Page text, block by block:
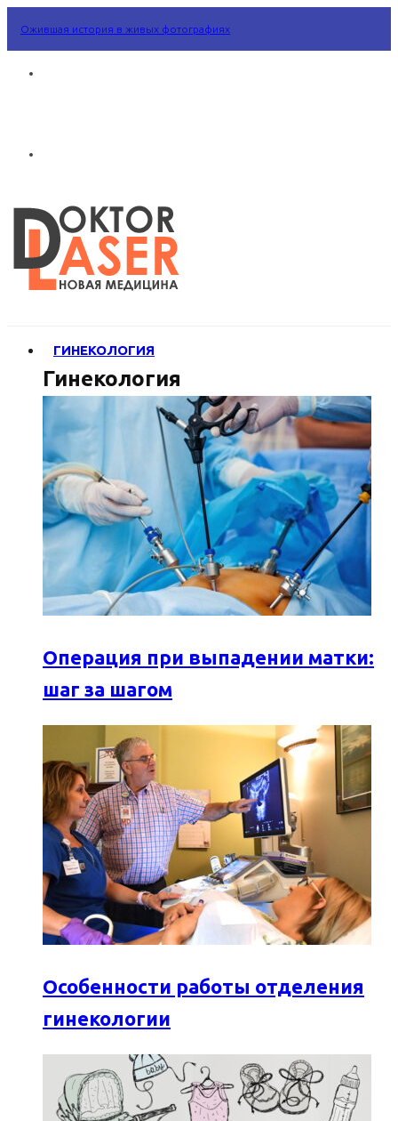
Ожившая история в живых фотографиях
ГИНЕКОЛОГИЯ
Гинекология
Операция при выпадении матки:
шаг за шагом
Особенности работы отделения
гинекологии